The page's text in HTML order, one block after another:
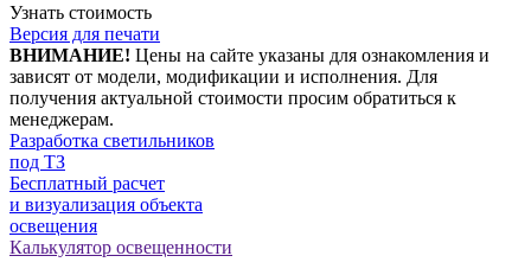
Узнать стоимость
Версия для печати
ВНИМАНИЕ! Цены на сайте указаны для ознакомления и
зависят от модели, модификации и исполнения. Для
получения актуальной стоимости просим обратиться к
менеджерам.
Разработка светильников
под ТЗ
Бесплатный расчет
и визуализация объекта
освещения
Калькулятор освещенности